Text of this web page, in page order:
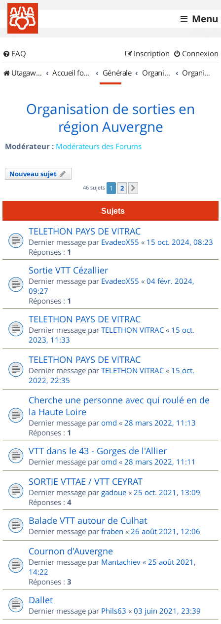
Menu
FAQ Connexion
Inscription
UtagawaVTT (Randos VTT et VTTAE avec traces GPS)
Accueil forum Générale Organisation de sorties & Recherche de partenaires Organisation de sorties en région Auvergne
Organisation de sorties en
région Auvergne
Modérateur : Modérateurs des Forums
Nouveau sujet
46 sujets 1 2
Sujets
TELETHON PAYS DE VITRAC
Dernier message par EvadeoX55 « 15 oct. 2024, 08:23
Réponses : 1
Sortie VTT Cézallier
Dernier message par EvadeoX55 « 04 févr. 2024,
09:27
Réponses : 1
TELETHON PAYS DE VITRAC
Dernier message par TELETHON VITRAC « 15 oct.
2023, 11:33
TELETHON PAYS DE VITRAC
Dernier message par TELETHON VITRAC « 15 oct.
2022, 22:35
Cherche une personne avec qui roulé en de
la Haute Loire
Dernier message par omd « 28 mars 2022, 11:13
Réponses : 1
VTT dans le 43 - Gorges de l'Allier
Dernier message par omd « 28 mars 2022, 11:11
SORTIE VTTAE / VTT CEYRAT
Dernier message par gadoue « 25 oct. 2021, 13:09
Réponses : 4
Balade VTT autour de Culhat
Dernier message par fraben « 26 août 2021, 12:06
Cournon d'Auvergne
Dernier message par Mantachiev « 25 août 2021,
14:22
Réponses : 3
Dallet
Dernier message par Phils63 « 03 juin 2021, 23:39